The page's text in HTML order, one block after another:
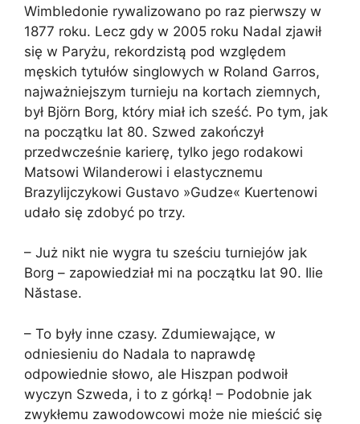
Wimbledonie rywalizowano po raz pierwszy w
1877 roku. Lecz gdy w 2005 roku Nadal zjawił
się w Paryżu, rekordzistą pod względem
męskich tytułów singlowych w Roland Garros,
najważniejszym turnieju na kortach ziemnych,
był Björn Borg, który miał ich sześć. Po tym, jak
na początku lat 80. Szwed zakończył
przedwcześnie karierę, tylko jego rodakowi
Matsowi Wilanderowi i elastycznemu
Brazylijczykowi Gustavo »Gudze« Kuertenowi
udało się zdobyć po trzy.
– Już nikt nie wygra tu sześciu turniejów jak
Borg – zapowiedział mi na początku lat 90. Ilie
Năstase.
– To były inne czasy. Zdumiewające, w
odniesieniu do Nadala to naprawdę
odpowiednie słowo, ale Hiszpan podwoił
wyczyn Szweda, i to z górką! – Podobnie jak
zwykłemu zawodowcowi może nie mieścić się